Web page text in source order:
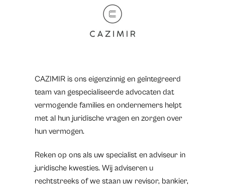
CAZIMIR is ons eigenzinnig en geïntegreerd
team van gespecialiseerde advocaten dat
vermogende families en ondernemers helpt
met al hun juridische vragen en zorgen over
hun vermogen.
Reken op ons als uw specialist en adviseur in
juridische kwesties. Wij adviseren u
rechtstreeks of we staan uw revisor, bankier,